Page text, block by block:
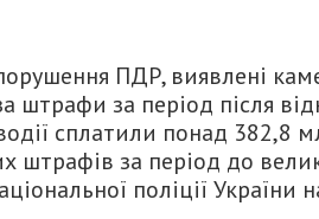
ПДР, виявлені
штрафи за період після
сплатили понад 382,8
штрафів за період до
поліції України